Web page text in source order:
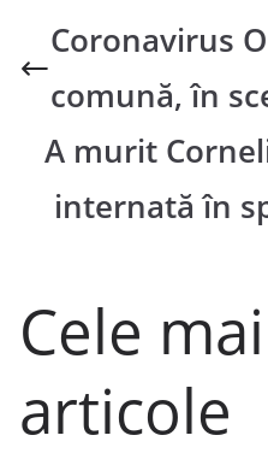
Coronavirus
comună, în
A murit
internată în
Cele
articole